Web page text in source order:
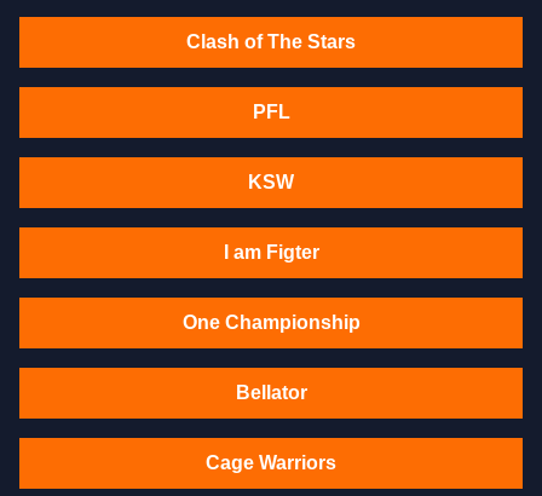
Clash of The Stars
PFL
KSW
I am Figter
One Championship
Bellator
Cage Warriors